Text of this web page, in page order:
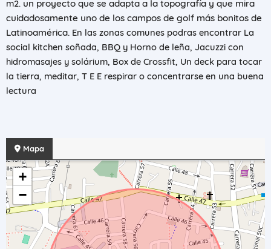
m2. un proyecto que se adapta a la topografía y que mira
cuidadosamente uno de los campos de golf más bonitos de
Latinoamérica. En las zonas comunes podras encontrar La
social kitchen soñada, BBQ y Horno de leña, Jacuzzi con
hidromasajes y solárium, Box de Crossfit, Un deck para tocar
la tierra, meditar, T E E respirar o concentrarse en una buena
lectura
Mapa
+
−